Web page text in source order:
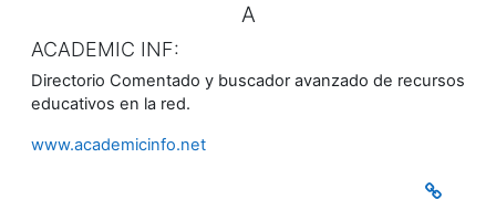
A
ACADEMIC INF:
Directorio Comentado y buscador avanzado de recursos
educativos en la red.
www.academicinfo.net